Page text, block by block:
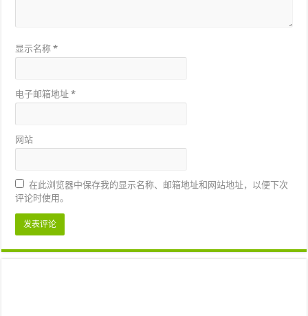
显示名称*
电子邮箱地址*
网站
在此浏览器中保存我的显示名称、邮箱地址和网站地址，以便下次
评论时使用。